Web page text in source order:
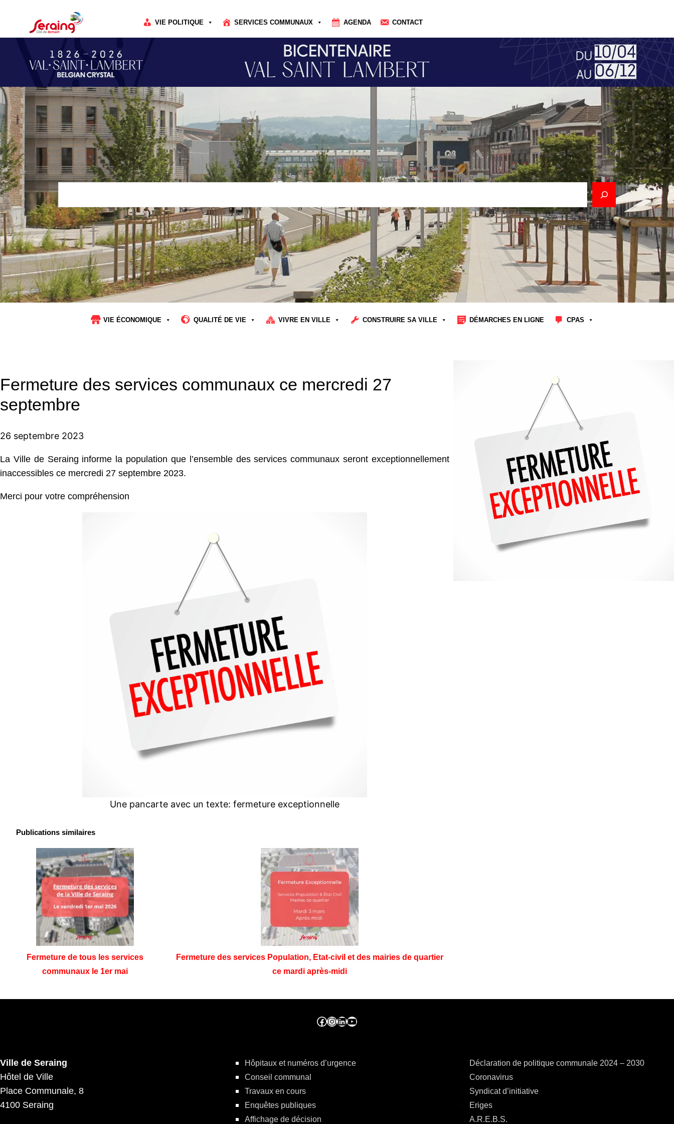
VIE POLITIQUE SERVICES COMMUNAUX AGENDA CONTACT
Rechercher
VIE ÉCONOMIQUE QUALITÉ DE VIE VIVRE EN VILLE CONSTRUIRE SA VILLE DÉMARCHES EN LIGNE CPAS
Fermeture des services communaux ce mercredi 27
septembre
26 septembre 2023
La Ville de Seraing informe la population que l’ensemble des services communaux seront exceptionnellement
inaccessibles ce mercredi 27 septembre 2023.
Merci pour votre compréhension
Une pancarte avec un texte: fermeture exceptionnelle
Publications similaires
Fermeture de tous les services
communaux le 1er mai
Fermeture des services Population, Etat-civil et des mairies de quartier
ce mardi après-midi
Facebook ville de seraing Instragram ville de seraing linkedin – ville de seraing YouTube
Ville de Seraing
Hôtel de Ville
Place Communale, 8
4100 Seraing
Hôpitaux et numéros d’urgence
Conseil communal
Travaux en cours
Enquêtes publiques
Affichage de décision
Déclaration de politique communale 2024 – 2030
Coronavirus
Syndicat d’initiative
Eriges
A.R.E.B.S.